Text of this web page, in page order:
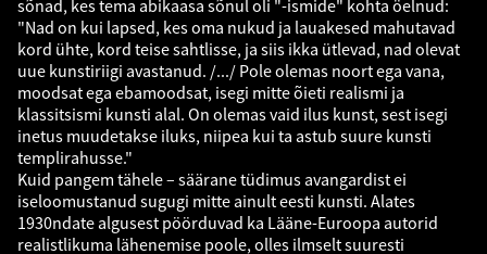
sõnad, kes tema abikaasa sõnul oli "-ismide" kohta öelnud:
"Nad on kui lapsed, kes oma nukud ja lauakesed mahutavad
kord ühte, kord teise sahtlisse, ja siis ikka ütlevad, nad olevat
uue kunstiriigi avastanud. /.../ Pole olemas noort ega vana,
moodsat ega ebamoodsat, isegi mitte õieti realismi ja
klassitsismi kunsti alal. On olemas vaid ilus kunst, sest isegi
inetus muudetakse iluks, niipea kui ta astub suure kunsti
templirahusse."
Kuid pangem tähele – säärane tüdimus avangardist ei
iseloomustanud sugugi mitte ainult eesti kunsti. Alates
1930ndate algusest pöörduvad ka Lääne-Euroopa autorid
realistlikuma lähenemise poole, olles ilmselt suuresti